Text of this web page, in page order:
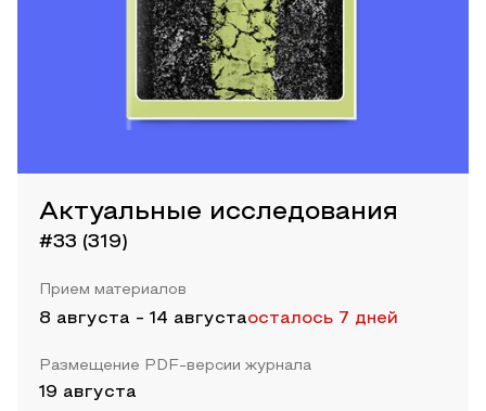
Актуальные исследования
#33 (319)
Прием материалов
8 августа - 14 августаосталось 7 дней
Размещение PDF-версии журнала
19 августа